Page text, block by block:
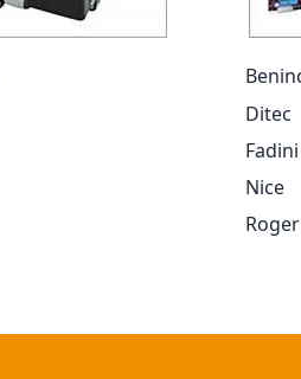
Ditec
Fadini
Nice
Roger